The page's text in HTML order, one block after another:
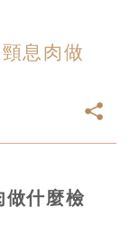
息肉做
做什麼檢